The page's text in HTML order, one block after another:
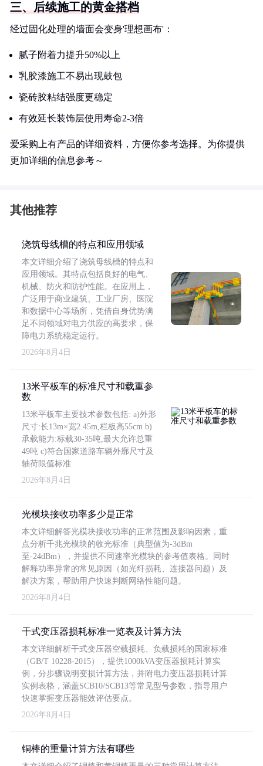
三、后续施工的黄金搭档
经过固化处理的墙面会变身'理想画布'：
腻子附着力提升50%以上
乳胶漆施工不易出现鼓包
瓷砖胶粘结强度更稳定
有效延长装饰层使用寿命2-3倍
爱采购上有产品的详细资料，方便你参考选择。为你提供
更加详细的信息参考～
其他推荐
浇筑母线槽的特点和应用领域
本文详细介绍了浇筑母线槽的特点和
应用领域。其特点包括良好的电气、
机械、防火和防护性能。在应用上，
广泛用于商业建筑、工业厂房、医院
和数据中心等场所，凭借自身优势满
足不同领域对电力供应的高要求，保
障电力系统稳定运行。
2026年8月4日
13米平板车的标准尺寸和载重参
数
13米平板车主要技术参数包括: a)外形
尺寸:长13m×宽2.45m,栏板高55cm b)
承载能力:标载30-35吨,最大允许总重
49吨 c)符合国家道路车辆外廓尺寸及
轴荷限值标准
2026年8月4日
光模块接收功率多少是正常
本文详细解答光模块接收功率的正常范围及影响因素，重
点分析千兆光模块的收光标准（典型值为-3dBm
至-24dBm），并提供不同速率光模块的参考值表格。同时
解释功率异常的常见原因（如光纤损耗、连接器问题）及
解决方案，帮助用户快速判断网络性能问题。
2026年8月4日
干式变压器损耗标准一览表及计算方法
本文详细解析干式变压器空载损耗、负载损耗的国家标准
（GB/T 10228-2015），提供1000kVA变压器损耗计算实
例，分步骤说明变损计算方法，并附电力变压器损耗计算
实例表格，涵盖SCB10/SCB13等常见型号参数，指导用户
快速掌握变压器能效评估要点。
2026年8月4日
铜棒的重量计算方法有哪些